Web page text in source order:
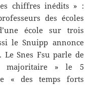
chiffres inédits » :
des écoles
école sur trois
le Snuipp annonce
Le Snes Fsu parle de
majoritaire » le 5
« des temps forts